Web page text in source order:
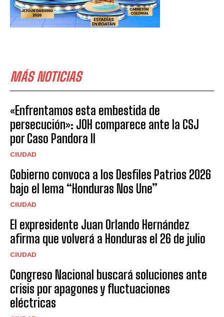
MÁS NOTICIAS
«Enfrentamos esta embestida de
persecución»: JOH comparece ante la CSJ
por Caso Pandora II
CIUDAD
Gobierno convoca a los Desfiles Patrios 2026
bajo el lema “Honduras Nos Une”
CIUDAD
El expresidente Juan Orlando Hernández
afirma que volverá a Honduras el 26 de julio
CIUDAD
Congreso Nacional buscará soluciones ante
crisis por apagones y fluctuaciones
eléctricas